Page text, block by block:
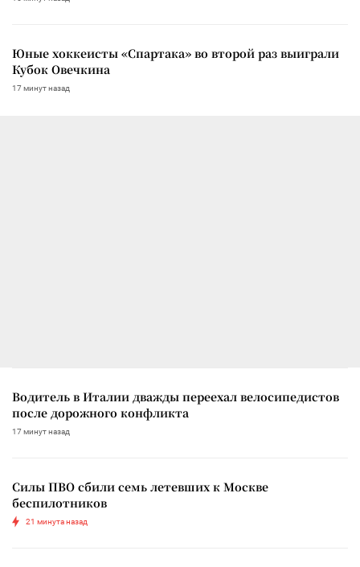
Юные хоккеисты «Спартака» во второй раз выиграли
Кубок Овечкина
17 минут назад
Водитель в Италии дважды переехал велосипедистов
после дорожного конфликта
17 минут назад
Силы ПВО сбили семь летевших к Москве
беспилотников
21 минута назад